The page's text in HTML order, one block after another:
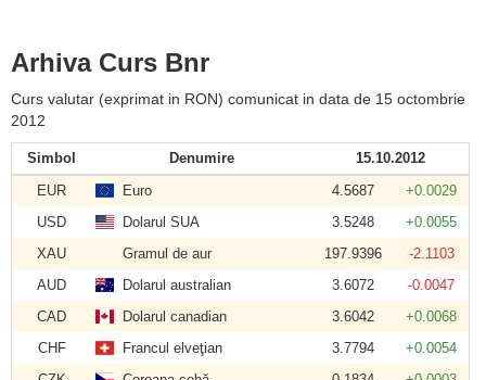
Arhiva Curs Bnr
Curs valutar (exprimat in RON) comunicat in data de 15 octombrie
2012
Simbol Denumire
15.10.2012
EUR
Euro 4.5687
+0.0029
USD
Dolarul SUA 3.5248
+0.0055
XAU
Gramul de aur 197.9396
-2.1103
AUD
Dolarul australian 3.6072
-0.0047
CAD
Dolarul canadian 3.6042
+0.0068
CHF
Francul elveţian 3.7794
+0.0054